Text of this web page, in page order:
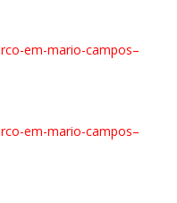
em-mario-campos–
em-mario-campos–